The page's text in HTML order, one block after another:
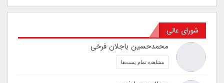
شورای عالی
محمدحسین باجلان فرخی
مشاهده تمام پست‌ها